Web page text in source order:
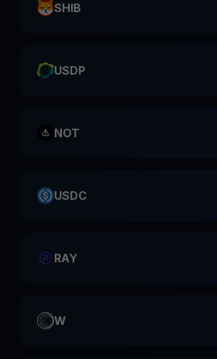
SHIB
USDP
NOT
USDC
RAY
W